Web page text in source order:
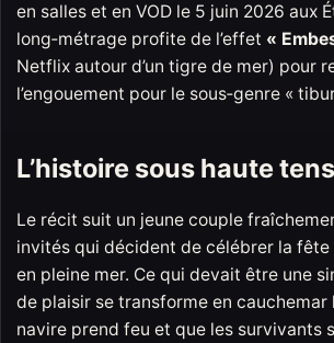
en salles et en VOD le 5 juin 2026 aux
long‑métrage profite de l’effet «
Netflix autour d’un tigre de mer) pour
l’engouement pour le sous‑genre «
L’histoire sous haute
Le récit suit un jeune couple
invités qui décident de célébrer la fête
en pleine mer. Ce qui devait être une
de plaisir se transforme en cauchemar
navire prend feu et que les survivants